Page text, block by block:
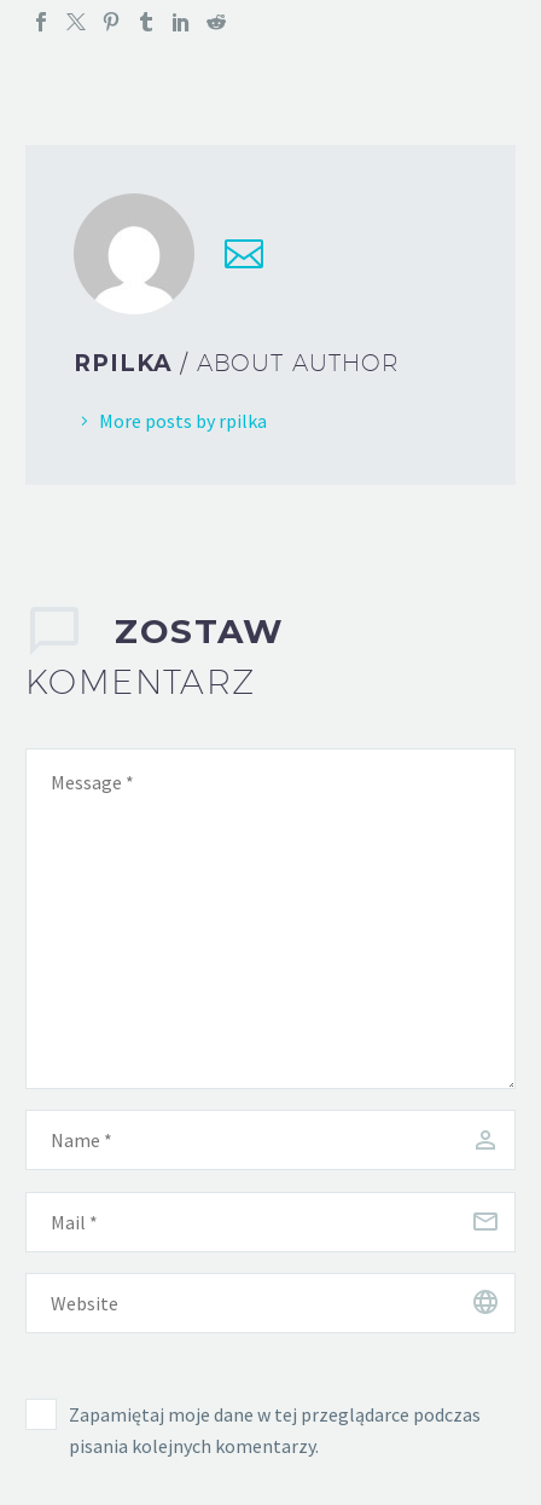
RPILKA / ABOUT AUTHOR
More posts by rpilka
ZOSTAW
KOMENTARZ
Zapamiętaj moje dane w tej przeglądarce podczas
pisania kolejnych komentarzy.